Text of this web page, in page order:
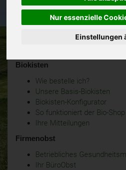
Nur essenzielle
Einstellungen
Biokisten
Wie bestelle ich?
Unsere Basis-Biokisten
Biokisten-Konfigurator
So funktioniert der Bio-Shop
Ihre Mitteilungen
Firmenobst
Betriebliches
Ihr BüroObst